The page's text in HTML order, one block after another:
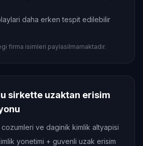
daha erken tespit edilebilir
firma isimleri paylasilmamaktadir.
sirkette uzaktan erisim
cozumleri ve daginik kimlik altyapisi
yonetimi + guvenli uzak erisim